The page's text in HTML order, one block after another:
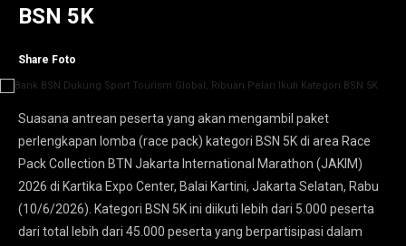
BSN 5K
Share Foto
Suasana antrean peserta yang akan mengambil paket
perlengkapan lomba (race pack) kategori BSN 5K di area Race
Pack Collection BTN Jakarta International Marathon (JAKIM)
2026 di Kartika Expo Center, Balai Kartini, Jakarta Selatan, Rabu
(10/6/2026). Kategori BSN 5K ini diikuti lebih dari 5.000 peserta
dari total lebih dari 45.000 peserta yang berpartisipasi dalam